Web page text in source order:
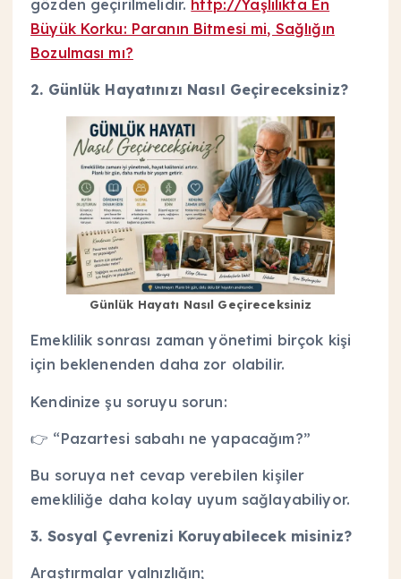
gözden geçirilmelidir. http://Yaşlılıkta En
Büyük Korku: Paranın Bitmesi mi, Sağlığın
Bozulması mı?
2. Günlük Hayatınızı Nasıl Geçireceksiniz?
Günlük Hayatı Nasıl Geçireceksiniz
Emeklilik sonrası zaman yönetimi birçok kişi
için beklenenden daha zor olabilir.
Kendinize şu soruyu sorun:
👉 “Pazartesi sabahı ne yapacağım?”
Bu soruya net cevap verebilen kişiler
emekliliğe daha kolay uyum sağlayabiliyor.
3. Sosyal Çevrenizi Koruyabilecek misiniz?
Araştırmalar yalnızlığın;